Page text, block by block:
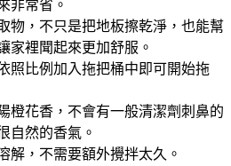
非常省。
物，不只是把地板擦乾淨，也能幫
家裡聞起來更加舒服。
照比例加入拖把桶中即可開始拖
橙花香，不會有一般清潔劑刺鼻的
自然的香氣。
解，不需要額外攪拌太久。